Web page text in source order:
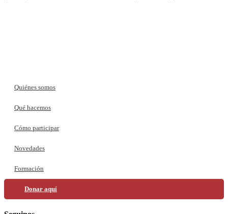
Quiénes somos
Qué hacemos
Cómo participar
Novedades
Formación
Donar aquí